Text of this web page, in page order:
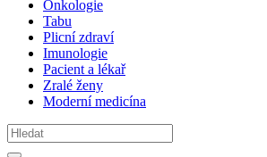
Onkologie
Tabu
Plicní zdraví
Imunologie
Pacient a lékař
Zralé ženy
Moderní medicína